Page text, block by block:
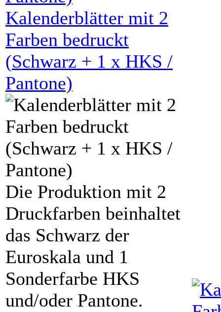
Kalenderblätter mit 2
Farben bedruckt
(Schwarz + 1 x HKS /
Pantone)
Die Produktion mit 2
Druckfarben beinhaltet
das Schwarz der
Euroskala und 1
Sonderfarbe HKS
und/oder Pantone.